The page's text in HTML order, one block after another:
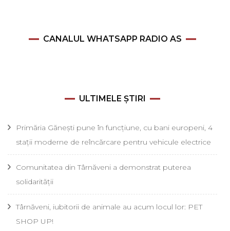
CANALUL WHATSAPP RADIO AS
ULTIMELE ȘTIRI
Primăria Gănești pune în funcțiune, cu bani europeni, 4
stații moderne de reîncărcare pentru vehicule electrice
Comunitatea din Târnăveni a demonstrat puterea
solidarității
Târnăveni, iubitorii de animale au acum locul lor: PET
SHOP UP!